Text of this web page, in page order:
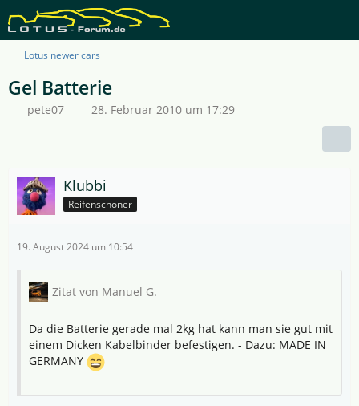
Lotus newer cars
Gel Batterie
pete07 28. Februar 2010 um 17:29
Klubbi
Reifenschoner
19. August 2024 um 10:54
Zitat von Manuel G.
Da die Batterie gerade mal 2kg hat kann man sie gut mit
einem Dicken Kabelbinder befestigen. - Dazu: MADE IN
GERMANY